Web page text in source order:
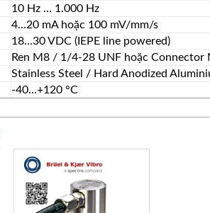
10 Hz … 1.000 Hz
4…20 mA hoặc 100 mV/mm/s
18…30 VDC (IEPE line powered)
Ren M8 / 1/4-28 UNF hoặc Connector
Stainless Steel / Hard Anodized
-40…+120 °C